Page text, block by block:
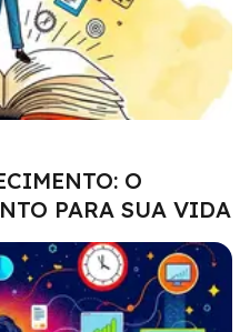
O
PARA SUA VIDA